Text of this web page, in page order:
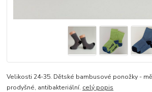
Velikosti 24-35. Dětské bambusové ponožky -
prodyšné, antibakteriální. celý popis